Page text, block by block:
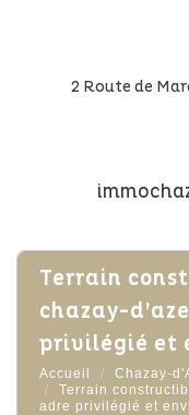
2 Route de
terrain constructible à vendre –
chazay-
privilégié et
Accueil
Chazay-
Terrain
adre privilégié et